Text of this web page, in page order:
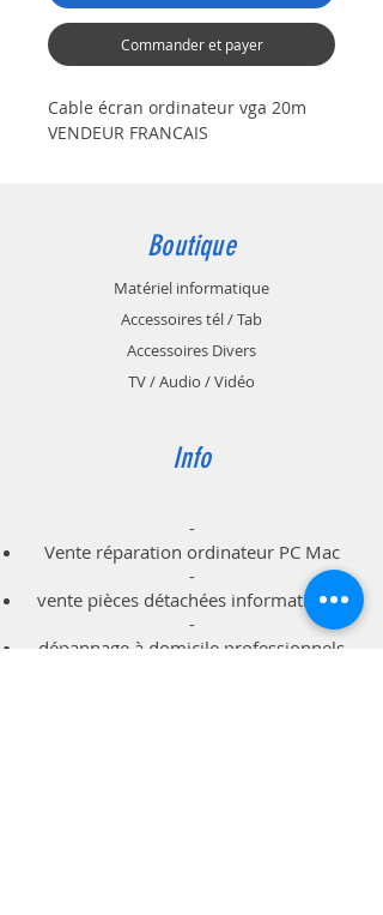
Commander et payer
Cable écran ordinateur vga 20m
VENDEUR FRANCAIS
Boutique
Matériel informatique
Accessoires tél / Tab
Accessoires Divers
TV / Audio / Vidéo
Info
-
Vente réparation ordinateur PC Mac
-
vente pièces détachées informatiques
-
dépannage à domicile professionnels